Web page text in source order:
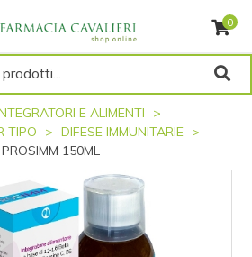
0
E ALIMENTI
TIPO
DIFESE IMMUNITARIE
PROSIMM 150ML